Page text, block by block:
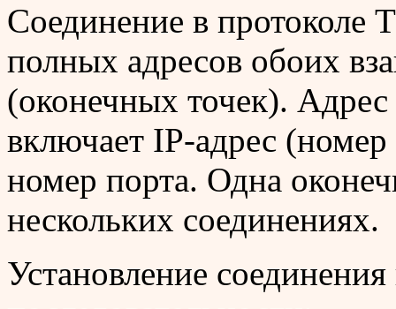
Соединение в протоколе
полных адресов обоих
(оконечных точек).
включает IP-адрес
номер порта. Одна
нескольких соединениях.
Установление